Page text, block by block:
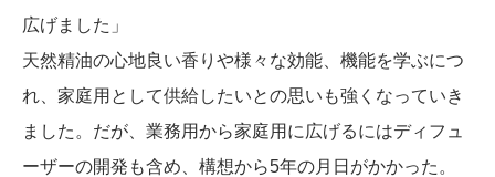
広げました」
天然精油の心地良い香りや様々な効能、機能を学ぶにつ
れ、家庭用として供給したいとの思いも強くなっていき
ました。だが、業務用から家庭用に広げるにはディフュ
ーザーの開発も含め、構想から5年の月日がかかった。